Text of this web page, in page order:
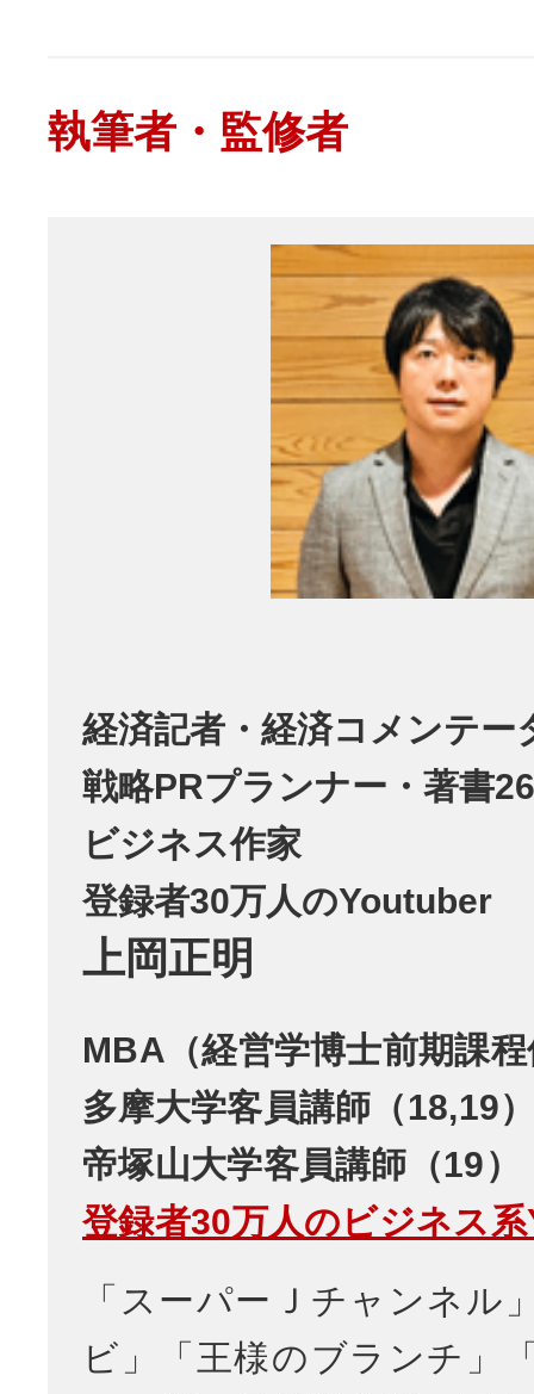
執筆者・監修者
経済記者・経済コメンテー
戦略PRプランナー・著書
ビジネス作家
登録者30万人のYoutuber
上岡正明
MBA（経営学博士前期課
多摩大学客員講師（18,19
帝塚山大学客員講師（19）
登録者30万人のビジネス
「スーパーＪチャンネル
ビ」「王様のブランチ」